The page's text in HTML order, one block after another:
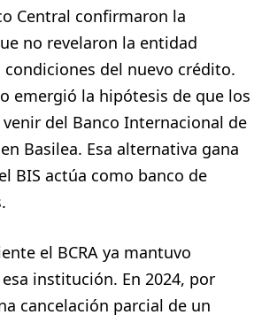
Central confirmaron la
no revelaron la entidad
del nuevo crédito.
emergió la hipótesis de que los
del Banco Internacional de
Basilea. Esa alternativa gana
BIS actúa como banco de
el BCRA ya mantuvo
institución. En 2024, por
cancelación parcial de un